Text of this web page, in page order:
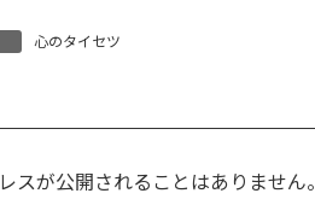
心のタイセツ
スが公開されることはありません。